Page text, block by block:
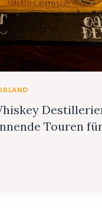
IRLAND
Touren